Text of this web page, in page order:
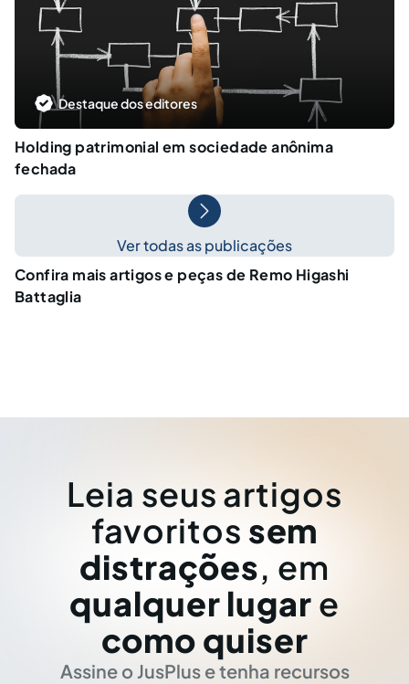
Destaque dos editores
Holding patrimonial em sociedade anônima
fechada
Ver todas as publicações
Confira mais artigos e peças de Remo Higashi
Battaglia
Leia seus artigos
favoritos sem
distrações, em
qualquer lugar e
como quiser
Assine o JusPlus e tenha recursos